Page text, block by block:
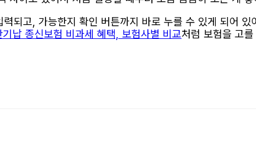
되고, 가능한지 확인 버튼까지 바로 누를 수 있게 되어 있
기납 종신보험 비과세 혜택, 보험사별 비교처럼 보험을 고